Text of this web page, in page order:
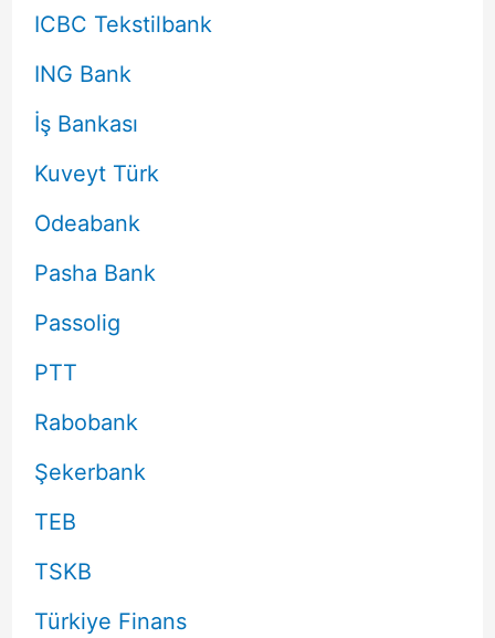
ICBC Tekstilbank
ING Bank
İş Bankası
Kuveyt Türk
Odeabank
Pasha Bank
Passolig
PTT
Rabobank
Şekerbank
TEB
TSKB
Türkiye Finans